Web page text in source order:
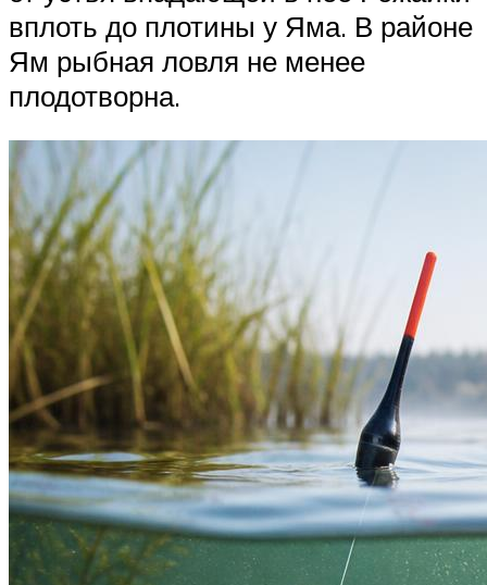
вплоть до плотины у Яма. В районе
Ям рыбная ловля не менее
плодотворна.